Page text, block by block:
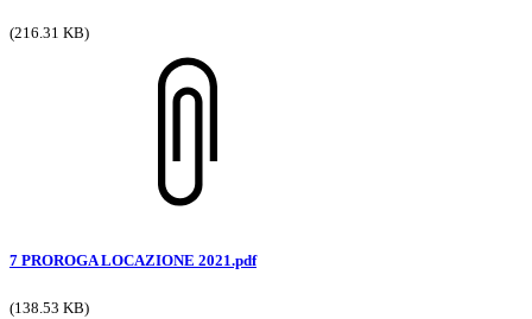
(216.31 KB)
7 PROROGA LOCAZIONE 2021.pdf
(138.53 KB)